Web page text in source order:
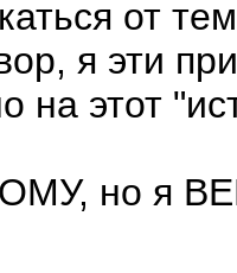
от
я эти
на этот
но я